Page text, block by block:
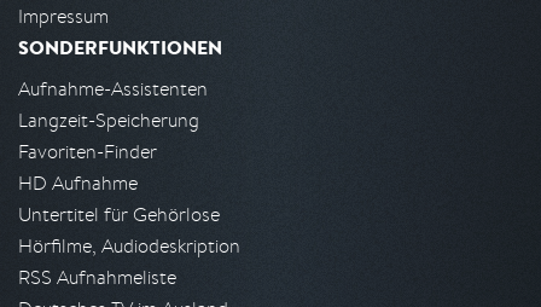
Impressum
SONDERFUNKTIONEN
Aufnahme-Assistenten
Langzeit-Speicherung
Favoriten-Finder
HD Aufnahme
Untertitel für Gehörlose
Hörfilme, Audiodeskription
RSS Aufnahmeliste